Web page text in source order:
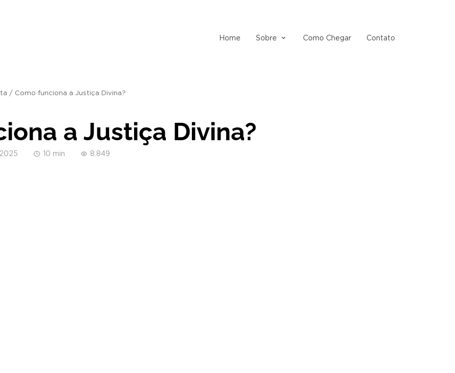
Home Sobre Como Chegar Contato
/ Como funciona a Justiça Divina?
a Justiça Divina?
10 min 8.849